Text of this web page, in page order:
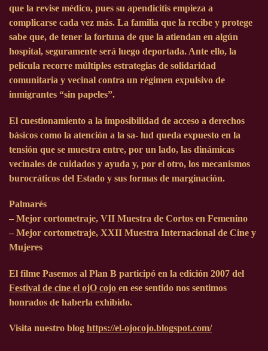
que la revise médico, pues su apendicitis empieza a
complicarse cada vez más. La familia que la recibe y protege
sabe que, de tener la fortuna de que la atiendan en algún
hospital, seguramente será luego deportada. Ante ello, la
película recorre múltiples estrategias de solidaridad
comunitaria y vecinal contra un régimen expulsivo de
inmigrantes “sin papeles”.
El cuestionamiento a la imposibilidad de acceso a derechos
básicos como la atención a la sa- lud queda expuesto en la
tensión que se muestra entre, por un lado, las dinámicas
vecinales de cuidados y ayuda y, por el otro, los mecanismos
burocráticos del Estado y sus formas de marginación.
Palmarés
– Mejor cortometraje, VII Muestra de Cortos en Femenino
– Mejor cortometraje, XXII Muestra Internacional de Cine y
Mujeres
El filme Pasemos al Plan B participó en la edición 2007 del
Festival de cine el ojO cojo en ese sentido nos sentimos
honrados de haberla exhibido.
Visita nuestro blog https://el-ojocojo.blogspot.com/